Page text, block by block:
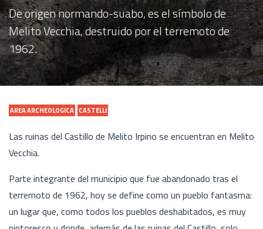
De origen normando-suabo, es el símbolo de
Melito Vecchia, destruido por el terremoto de
1962.
AREA ARCHEOLOGICA CASTELLI
Las ruinas del Castillo de Melito Irpino se encuentran en Melito
Vecchia.
Parte integrante del municipio que fue abandonado tras el
terremoto de 1962, hoy se define como un pueblo fantasma:
un lugar que, como todos los pueblos deshabitados, es muy